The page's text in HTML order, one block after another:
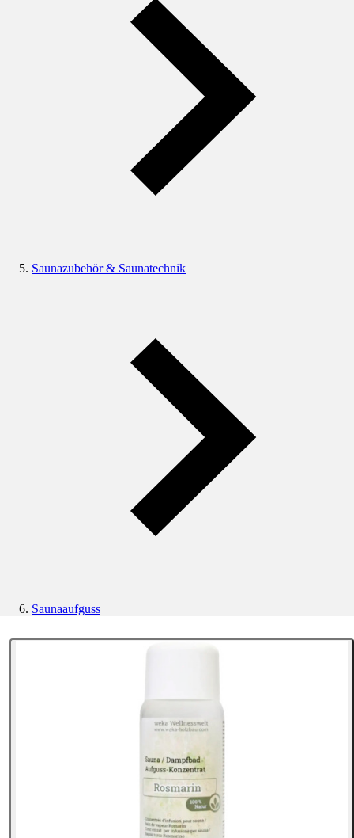
Saunazubehör & Saunatechnik
Saunaaufguss